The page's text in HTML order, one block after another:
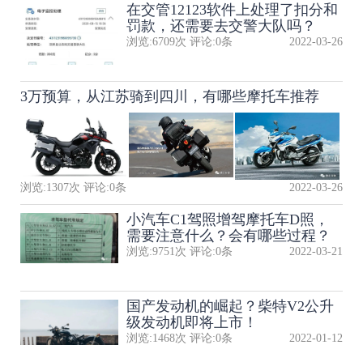
在交管12123软件上处理了扣分和
罚款，还需要去交警大队吗？
浏览:6709次 评论:0条 2022-03-26
3万预算，从江苏骑到四川，有哪些摩托车推荐
浏览:1307次 评论:0条 2022-03-26
小汽车C1驾照增驾摩托车D照，
需要注意什么？会有哪些过程？
浏览:9751 次 评论:0条 2022-03-21
国产发动机的崛起？柴特V2公升
级发动机即将上市！
浏览:1468次 评论:0条 2022-01-12